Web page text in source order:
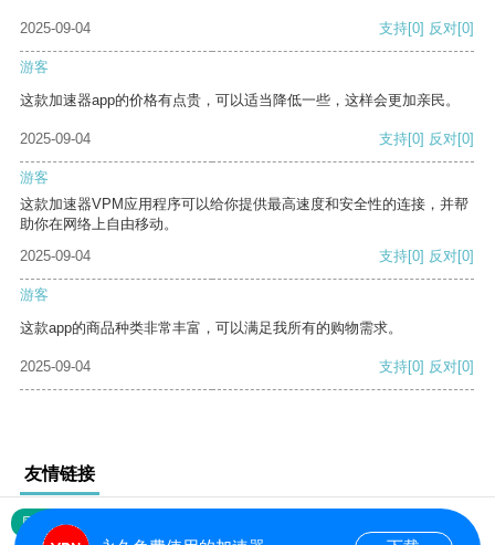
2025-09-04 支持[0] 反对[0]
游客
这款加速器app的价格有点贵，可以适当降低一些，这样会更加亲民。
2025-09-04 支持[0] 反对[0]
游客
这款加速器VPM应用程序可以给你提供最高速度和安全性的连接，并帮
助你在网络上自由移动。
2025-09-04
支持[0] 反对[0]
游客
这款app的商品种类非常丰富，可以满足我所有的购物需求。
2025-09-04 支持[0] 反对[0]
友情链接
网站地图